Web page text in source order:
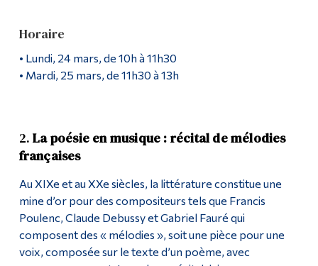
Horaire
• Lundi, 24 mars, de 10h à 11h30
• Mardi, 25 mars, de 11h30 à 13h
2.La poésie en musique : récital de mélodies
françaises
Au XIXe et au XXe siècles, la littérature constitue une
mine d’or pour des compositeurs tels que Francis
Poulenc, Claude Debussy et Gabriel Fauré qui
composent des « mélodies », soit une pièce pour une
voix, composée sur le texte d’un poème, avec